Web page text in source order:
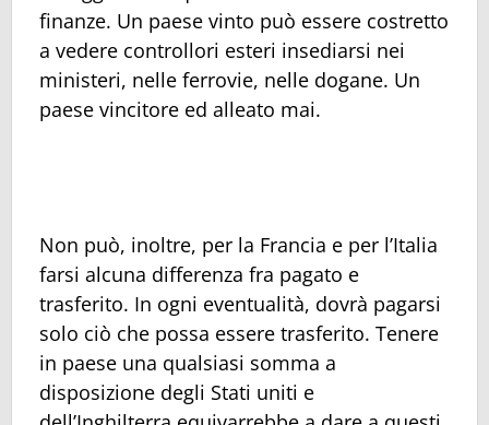
finanze. Un paese vinto può essere costretto
a vedere controllori esteri insediarsi nei
ministeri, nelle ferrovie, nelle dogane. Un
paese vincitore ed alleato mai.
Non può, inoltre, per la Francia e per l’Italia
farsi alcuna differenza fra pagato e
trasferito. In ogni eventualità, dovrà pagarsi
solo ciò che possa essere trasferito. Tenere
in paese una qualsiasi somma a
disposizione degli Stati uniti e